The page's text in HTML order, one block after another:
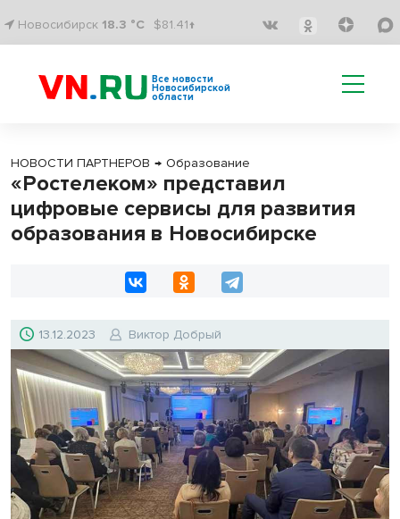
Новосибирск 18.3 °C $81.41↑
Все новости
Новосибирской
области
НОВОСТИ ПАРТНЕРОВ → Образование
«Ростелеком» представил
цифровые сервисы для развития
образования в Новосибирске
13.12.2023 Виктор Добрый